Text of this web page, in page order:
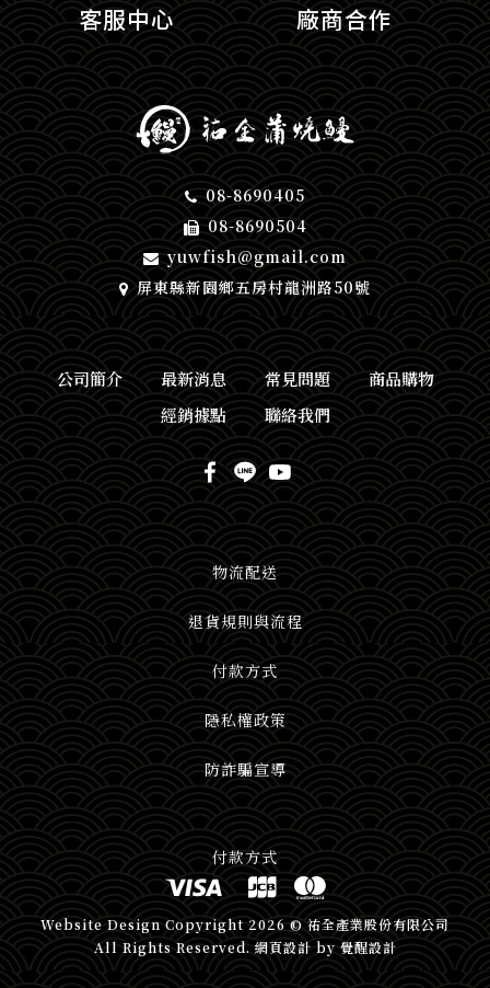
客服中心 廠商合作
08-8690405
08-8690504
yuwfish@gmail.com
屏東縣新園鄉五房村龍洲路50號
付款方式
物流配送
退貨規則與流程
付款方式
隱私權政策
防詐騙宣導
Website Design Copyright 2026 © 祐全產業股份有限公司
All Rights Reserved. 網頁設計by覺醒設計
公司簡介 最新消息 常見問題
商品購物
經銷據點
聯絡我們